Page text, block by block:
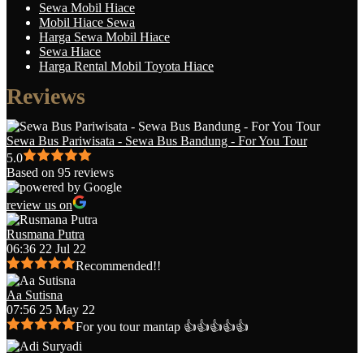
Sewa Mobil Hiace
Mobil Hiace Sewa
Harga Sewa Mobil Hiace
Sewa Hiace
Harga Rental Mobil Toyota Hiace
Reviews
Sewa Bus Pariwisata - Sewa Bus Bandung - For You Tour
5.0
Based on 95 reviews
review us on
Rusmana Putra
06:36 22 Jul 22
Recommended!!
Aa Sutisna
07:56 25 May 22
For you tour mantap 👍👍👍👍👍